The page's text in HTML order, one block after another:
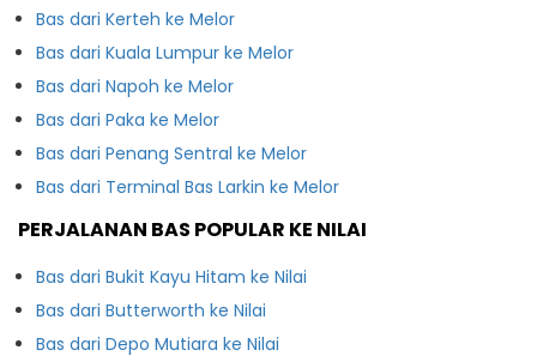
Bas dari Kerteh ke Melor
Bas dari Kuala Lumpur ke Melor
Bas dari Napoh ke Melor
Bas dari Paka ke Melor
Bas dari Penang Sentral ke Melor
Bas dari Terminal Bas Larkin ke Melor
PERJALANAN BAS POPULAR KE NILAI
Bas dari Bukit Kayu Hitam ke Nilai
Bas dari Butterworth ke Nilai
Bas dari Depo Mutiara ke Nilai